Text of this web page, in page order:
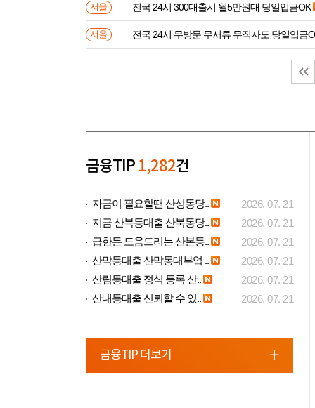
서울 전국 24시 300대출시 월5만원대 당일입금OK
서울 전국 24시 무방문 무서류 무직자도 당일입금
금융TIP 1,282건
자금이 필요할땐 산성동당..
2026. 07. 21
지금 산북동대출 산북동당..
2026. 07. 21
급한돈 도움드리는 산본동..
2026. 07. 21
산막동대출 산막동대부업 ..
2026. 07. 21
산림동대출 정식 등록 산..
2026. 07. 21
산내동대출 신뢰할 수 있..
2026. 07. 21
금융TIP 더보기